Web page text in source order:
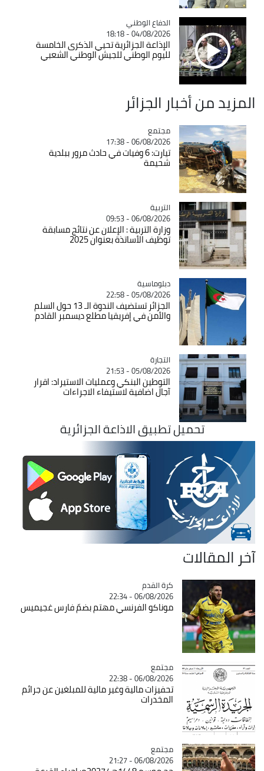
Catégorie
الدفاع الوطني
04/08/2026 - 18:18
الإذاعة الجزائرية تحيي الذكرى الخامسة
لليوم الوطني للجيش الوطني الشعبي
المزيد من أخبار الجزائر
Catégorie
مجتمع
06/08/2026 - 17:38
تيارت: 6 وفيات في حادث مرور ببلدية
شحيمة
Catégorie
التربية
06/08/2026 - 09:53
وزارة التربية : الإعلان عن نتائج مسابقة
توظيف الأساتذة بعنوان 2025
Catégorie
دبلوماسية
05/08/2026 - 22:58
الجزائر تستضيف الندوة الـ 13 حول السلم
والأمن في إفريقيا مطلع ديسمبر القادم
Catégorie
التجارة
05/08/2026 - 21:53
التوطين البنكي وعمليات الاستيراد: اقرار
آجال اضافية لاستيفاء الاجراءات
تحميل تطبيق الاذاعة الجزائرية
آخر المقالات
Catégorie
كرة القدم
06/08/2026 - 22:34
موناكو الفرنسي مهتم بضمّ فارس غجيميس
Catégorie
مجتمع
06/08/2026 - 22:38
تحفيزات مالية وغير مالية للمبلغين عن جرائم
المخدرات
Catégorie
مجتمع
06/08/2026 - 21:27